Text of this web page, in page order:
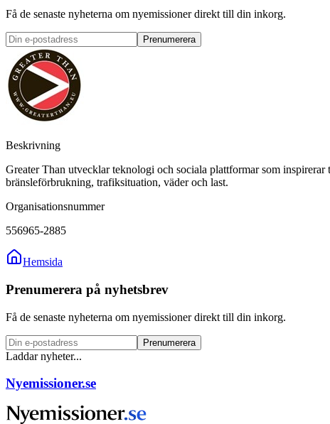
Få de senaste nyheterna om nyemissioner direkt till din inkorg.
Prenumerera
Beskrivning
Greater Than utvecklar teknologi och sociala plattformar som
bränsleförbrukning, trafiksituation, väder och last.
Organisationsnummer
556965-2885
Hemsida
Prenumerera på nyhetsbrev
Få de senaste nyheterna om nyemissioner direkt till din inkorg.
Prenumerera
Laddar nyheter...
Nyemissioner.se